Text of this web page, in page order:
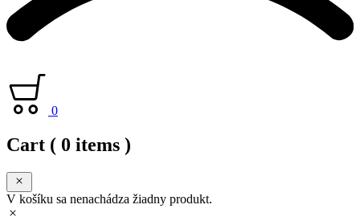
0
Cart ( 0 items )
V košíku sa nenachádza žiadny produkt.